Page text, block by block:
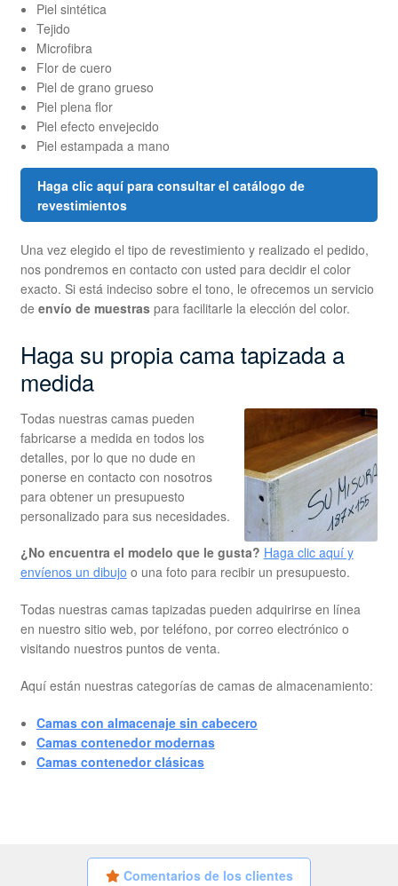
Piel sintética
Tejido
Microfibra
Flor de cuero
Piel de grano grueso
Piel plena flor
Piel efecto envejecido
Piel estampada a mano
Haga clic aquí para consultar el catálogo de
revestimientos
Una vez elegido el tipo de revestimiento y realizado el pedido,
nos pondremos en contacto con usted para decidir el color
exacto. Si está indeciso sobre el tono, le ofrecemos un servicio
de envío de muestraspara facilitarle la elección del color.
Haga su propia cama tapizada a
medida
Todas nuestras camas pueden
fabricarse a medida en todos los
detalles, por lo que no dude en
ponerse en contacto con nosotros
para obtener un presupuesto
personalizado para sus necesidades.
¿No encuentra el modelo que le gusta? Haga clic aquí y
envíenos un dibujo o una foto para recibir un presupuesto.
Todas nuestras camas tapizadas pueden adquirirse en línea
en nuestro sitio web, por teléfono, por correo electrónico o
visitando nuestros puntos de venta.
Aquí están nuestras categorías de camas de almacenamiento:
Camas con almacenaje sin cabecero
Camas contenedor modernas
Camas contenedor clásicas
Comentarios de los clientes